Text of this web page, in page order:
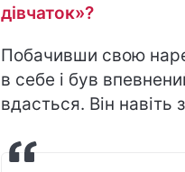
дівчаток»?
Побачивши свою
в себе і був
вдасться. Він навіть